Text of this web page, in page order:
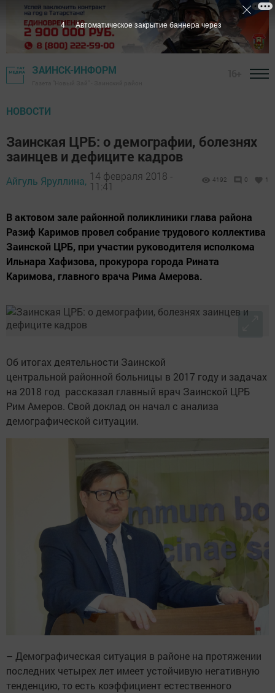
ЗАИНСК-ИНФОРМ
НОВОСТИ
Заинская ЦРБ: о демографии, болезнях
заинцев и дефиците кадров
Айгуль Яруллина, 14 февраля 2018 -
11:41
4192 0 1
В актовом зале районной поликлиники глава района
Разиф Каримов провел собрание трудового коллектива
Заинской ЦРБ, при участии руководителя исполкома
Ильнара Хафизова, прокурора города Рината
Каримова, главного врача Рима Амерова.
Об итогах деятельности Заинской
центральной районной больницы в 2017 году и задачах
на 2018 год рассказал главный врач Заинской ЦРБ
Рим Амеров. Свой доклад он начал с анализа
демографической ситуации.
– Демографическая ситуация в районе на протяжении
последних четырех лет имеет устойчивую негативную
тенденцию, то есть коэффициент естественного
2 Автоматическое закрытие баннера через